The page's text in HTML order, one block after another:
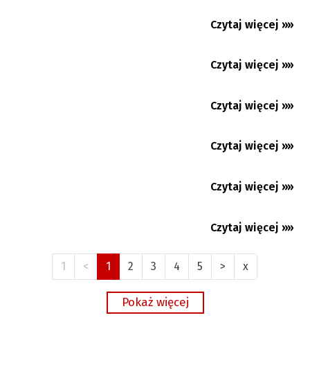
04.08.2026
Czytaj więcej »»
04.08.2026
Czytaj więcej »»
04.08.2026
Czytaj więcej »»
04.08.2026
Czytaj więcej »»
03.08.2026
Czytaj więcej »»
03.08.2026
Jabłonków: Językiem tego świata jest
Czytaj więcej »»
1 < 1 2 3 4 5 > x